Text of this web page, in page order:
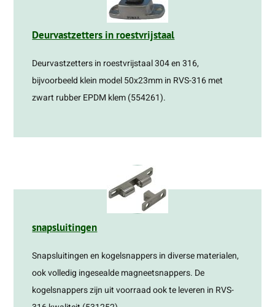
Deurvastzetters in roestvrijstaal
Deurvastzetters in roestvrijstaal 304 en 316,
bijvoorbeeld klein model 50x23mm in RVS-316 met
zwart rubber EPDM klem (554261).
snapsluitingen
Snapsluitingen en kogelsnappers in diverse materialen,
ook volledig ingesealde magneetsnappers. De
kogelsnappers zijn uit voorraad ook te leveren in RVS-